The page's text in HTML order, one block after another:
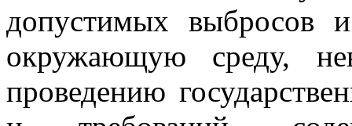
допустимых выбросов
окружающую среду,
проведению